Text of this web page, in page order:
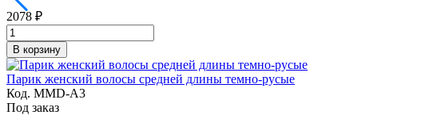
2078 ₽
В корзину
Парик женский волосы средней длины темно-русые
Код. MMD-A3
Под заказ